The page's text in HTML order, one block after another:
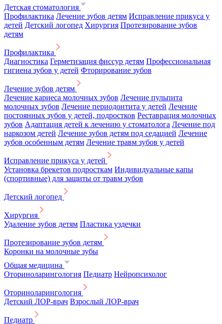
Детская стоматология
Профилактика Лечение зубов детям Исправление прикуса у
детей Детский логопед Хирургия Протезирование зубов
детям
Профилактика
Диагностика Герметизация фиссур детям Профессиональная
гигиена зубов у детей Фторирование зубов
Лечение зубов детям
Лечение кариеса молочных зубов Лечение пульпита
молочных зубов Лечение периодонтита у детей Лечение
постоянных зубов у детей, подростков Реставрация молочных
зубов Адаптация детей к лечению у стоматолога Лечение под
наркозом детей Лечение зубов детям под седацией Лечение
зубов особенным детям Лечение травм зубов у детей
Исправление прикуса у детей
Установка брекетов подросткам Индивидуальные капы
(спортивные) для защиты от травм зубов
Детский логопед
Хирургия
Удаление зубов детям Пластика уздечки
Протезирование зубов детям
Коронки на молочные зубы
Общая медицина
Оториноларингология Педиатр Нейропсихолог
Оториноларингология
Детский ЛОР-врач Взрослый ЛОР-врач
Педиатр